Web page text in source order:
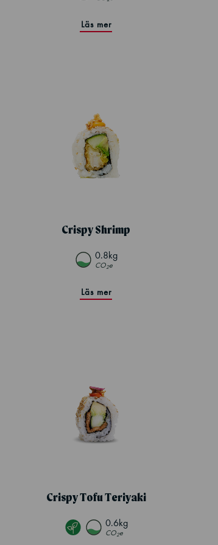
Läs mer
Crispy Shrimp
0.8kg
CO2e
Läs mer
Crispy Tofu Teriyaki
0.6kg
CO2e